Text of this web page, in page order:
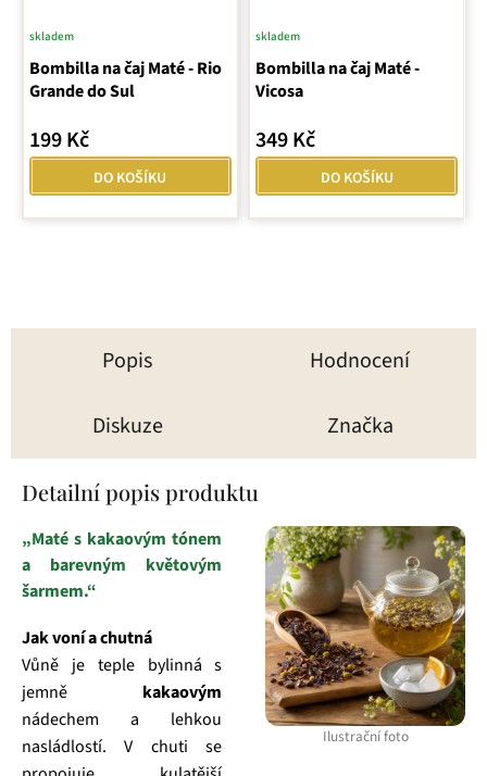
Bombilla na čaj Maté - Rio
Grande do Sul
skladem
199 Kč
DO KOŠÍKU
Bombilla na čaj Maté -
Vicosa
skladem
349 Kč
DO KOŠÍKU
Popis Hodnocení
Diskuze Značka
Detailní popis produktu
Ilustrační foto
„Maté s kakaovým tónem
a barevným květovým
šarmem.“
Jak voní a chutná
Vůně je teple bylinná s
jemně kakaovým
nádechem a lehkou
nasládlostí. V chuti se